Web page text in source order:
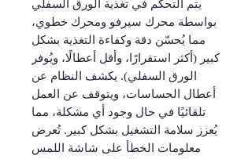
يتم التحكم في تغذية الورق السفلي
بواسطة محرك سيرفو ومحرك خطوي،
مما يُحسّن دقة وكفاءة التغذية بشكل
كبير (أكثر استقرارًا، وأقل أعطالًا، ويُوفر
الورق السفلي). يكشف النظام عن
أعطال الحساسات، ويتوقف عن العمل
تلقائيًا في حال وجود أي مشكلة، مما
يُعزز سلامة التشغيل بشكل كبير. تُعرض
معلومات الخطأ على شاشة اللمس